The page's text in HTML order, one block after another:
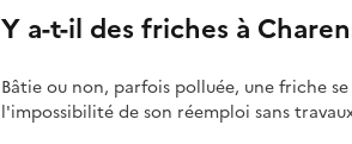
Y a-t-il des friches à
Bâtie ou non, parfois polluée, une friche
l'impossibilité de son réemploi sans